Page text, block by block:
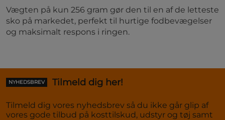
Vægten på kun 256 gram gør den til en af de letteste
sko på markedet, perfekt til hurtige fodbevægelser
og maksimalt respons i ringen.
NYHEDSBREV Tilmeld dig her!
Tilmeld dig vores nyhedsbrev så du ikke går glip af
vores gode tilbud på kosttilskud, udstyr og tøj samt